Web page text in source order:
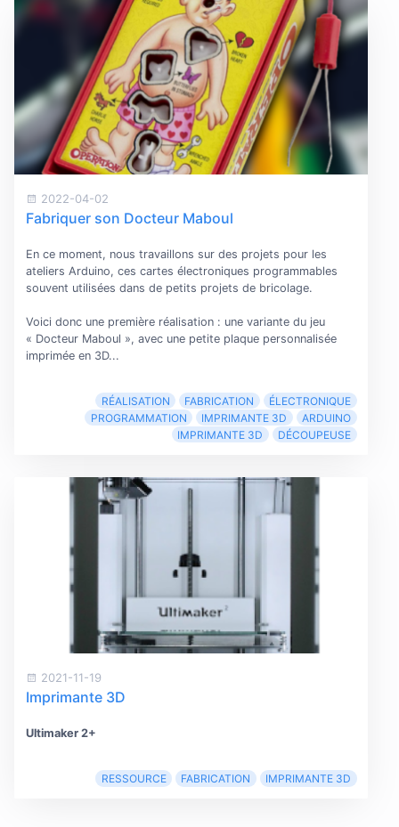
2022-04-02
Fabriquer son Docteur Maboul
En ce moment, nous travaillons sur des projets pour les
ateliers Arduino, ces cartes électroniques programmables
souvent utilisées dans de petits projets de bricolage.
Voici donc une première réalisation : une variante du jeu
« Docteur Maboul », avec une petite plaque personnalisée
imprimée en 3D...
RÉALISATION FABRICATION
ÉLECTRONIQUE
PROGRAMMATION
IMPRIMANTE 3D
ARDUINO
IMPRIMANTE 3D
DÉCOUPEUSE
2021-11-19
Imprimante 3D
Ultimaker 2+
RESSOURCE FABRICATION IMPRIMANTE 3D